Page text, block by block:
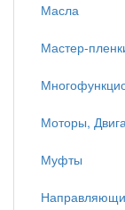
Масла
Мастер-
Моторы,
Муфты